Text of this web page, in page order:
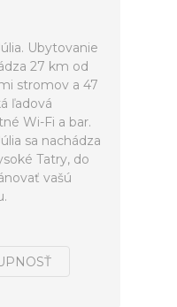
Ubytovanie
27 km od
stromov a 47
ľadová
Wi-Fi a bar.
sa nachádza
Tatry, do
vašú